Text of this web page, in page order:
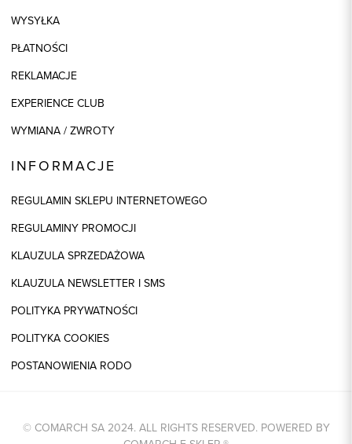
WYSYŁKA
PŁATNOŚCI
REKLAMACJE
EXPERIENCE CLUB
WYMIANA / ZWROTY
INFORMACJE
REGULAMIN SKLEPU INTERNETOWEGO
REGULAMINY PROMOCJI
KLAUZULA SPRZEDAŻOWA
KLAUZULA NEWSLETTER I SMS
POLITYKA PRYWATNOŚCI
POLITYKA COOKIES
POSTANOWIENIA RODO
© COMARCH SA 2024. ALL RIGHTS RESERVED. POWERED BY